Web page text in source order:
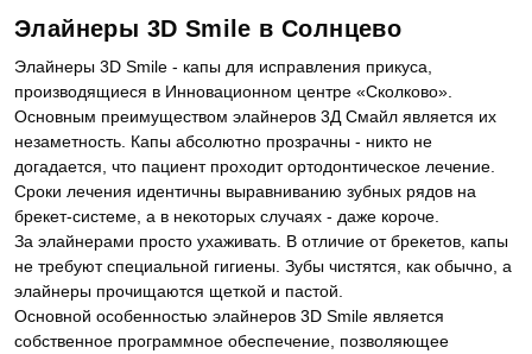
Элайнеры 3D Smile в Солнцево
Элайнеры 3D Smile - капы для исправления прикуса,
производящиеся в Инновационном центре «Сколково».
Основным преимуществом элайнеров 3Д Смайл является их
незаметность. Капы абсолютно прозрачны - никто не
догадается, что пациент проходит ортодонтическое лечение.
Сроки лечения идентичны выравниванию зубных рядов на
брекет-системе, а в некоторых случаях - даже короче.
За элайнерами просто ухаживать. В отличие от брекетов, капы
не требуют специальной гигиены. Зубы чистятся, как обычно, а
элайнеры прочищаются щеткой и пастой.
Основной особенностью элайнеров 3D Smile является
собственное программное обеспечение, позволяющее